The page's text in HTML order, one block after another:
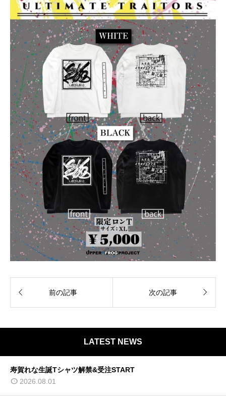
 前の記事 次の記事 
LATEST NEWS
寿賀れな生誕Tシャツ解禁&受注START
2026.08.01